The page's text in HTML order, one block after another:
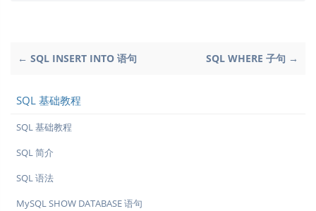
← SQL INSERT INTO 语句 SQL WHERE 子句 →
SQL 基础教程
SQL 基础教程
SQL 简介
SQL 语法
MySQL SHOW DATABASE 语句